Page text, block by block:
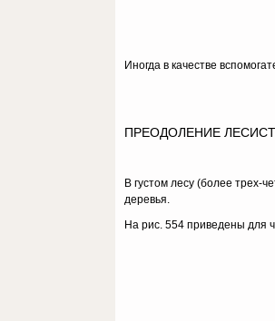
Иногда в качестве
ПРЕОДОЛЕНИЕ
В густом лесу (более трех-
деревья.
На рис. 554 приведе­ны для